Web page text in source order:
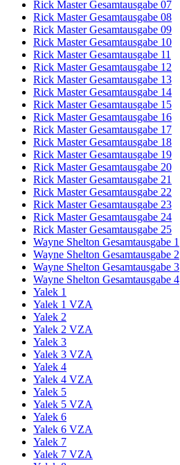
Rick Master Gesamtausgabe 07
Rick Master Gesamtausgabe 08
Rick Master Gesamtausgabe 09
Rick Master Gesamtausgabe 10
Rick Master Gesamtausgabe 11
Rick Master Gesamtausgabe 12
Rick Master Gesamtausgabe 13
Rick Master Gesamtausgabe 14
Rick Master Gesamtausgabe 15
Rick Master Gesamtausgabe 16
Rick Master Gesamtausgabe 17
Rick Master Gesamtausgabe 18
Rick Master Gesamtausgabe 19
Rick Master Gesamtausgabe 20
Rick Master Gesamtausgabe 21
Rick Master Gesamtausgabe 22
Rick Master Gesamtausgabe 23
Rick Master Gesamtausgabe 24
Rick Master Gesamtausgabe 25
Wayne Shelton Gesamtausgabe 1
Wayne Shelton Gesamtausgabe 2
Wayne Shelton Gesamtausgabe 3
Wayne Shelton Gesamtausgabe 4
Yalek 1
Yalek 1 VZA
Yalek 2
Yalek 2 VZA
Yalek 3
Yalek 3 VZA
Yalek 4
Yalek 4 VZA
Yalek 5
Yalek 5 VZA
Yalek 6
Yalek 6 VZA
Yalek 7
Yalek 7 VZA